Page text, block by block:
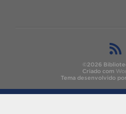
©2026
Criado com
Tema desenvolvido por